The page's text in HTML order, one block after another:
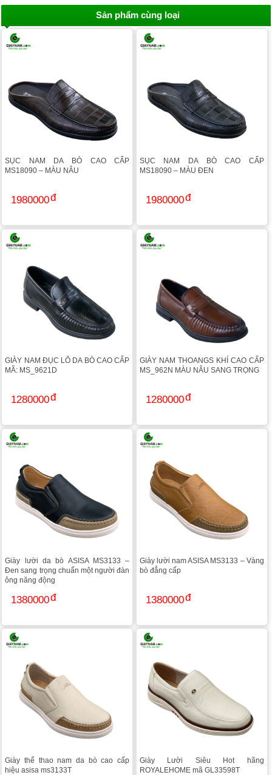
Sản phẩm cùng loại
SỤC NAM DA BÒ CAO CẤP
MS18090 – MÀU NÂU
1980000
SỤC NAM DA BÒ CAO CẤP
MS18090 – MÀU ĐEN
1980000
GIÀY NAM ĐỤC LỖ DA BÒ CAO CẤP
MÃ: MS_9621D
1280000
GIÀY NAM THOANGS KHÍ CAO CẤP
MS_962N MÀU NÂU SANG TRỌNG
1280000
Giày lười da bò ASISA MS3133 –
Đen sang trọng chuẩn một người đàn
ông năng động
1380000
Giày lười nam ASISA MS3133 – Vàng
bò đẳng cấp
1380000
Giày thể thao nam da bò cao cấp
hiệu asisa ms3133T
Giày Lười Siêu Hot hãng
ROYALEHOME mã GL33598T